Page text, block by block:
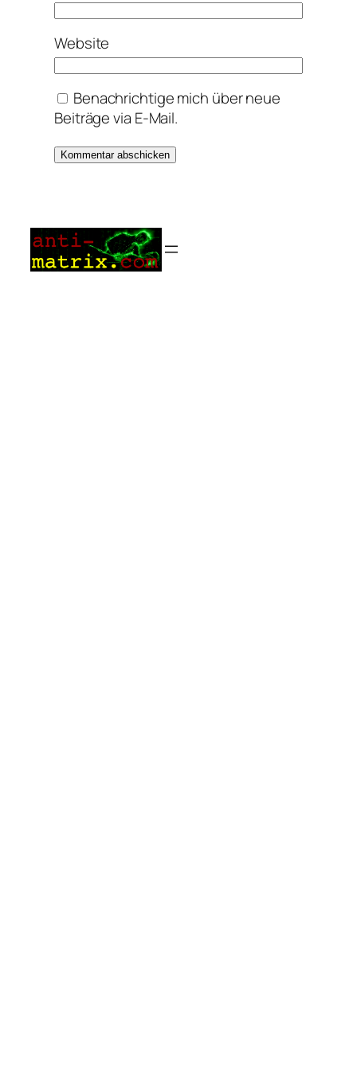
Website
Benachrichtige mich über neue
Beiträge via E-Mail.